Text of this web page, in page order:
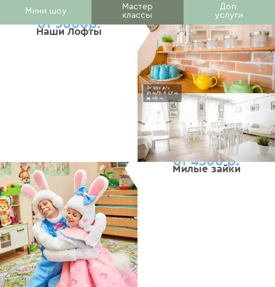
Мини шоу Мастер
классы
Доп.
услуги
Наши Лофты
от 3000р.
Милые зайки
от 4500 р.